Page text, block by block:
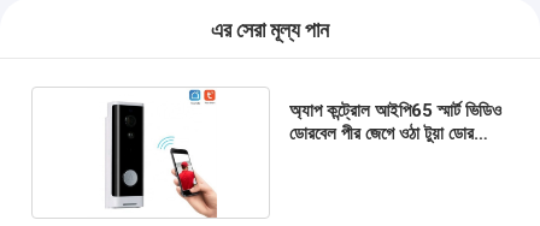
এর সেরা মূল্য পান
অ্যাপ কন্ট্রোল আইপি65 স্মার্ট ভিডিও
ডোরবেল পীর জেগে ওঠা টুয়া ডোর